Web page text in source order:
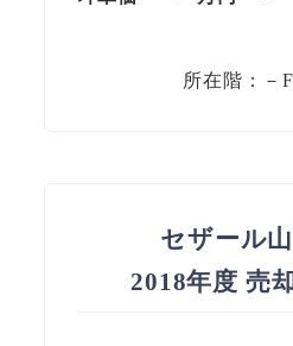
所在階：
セザール
2018年度 売